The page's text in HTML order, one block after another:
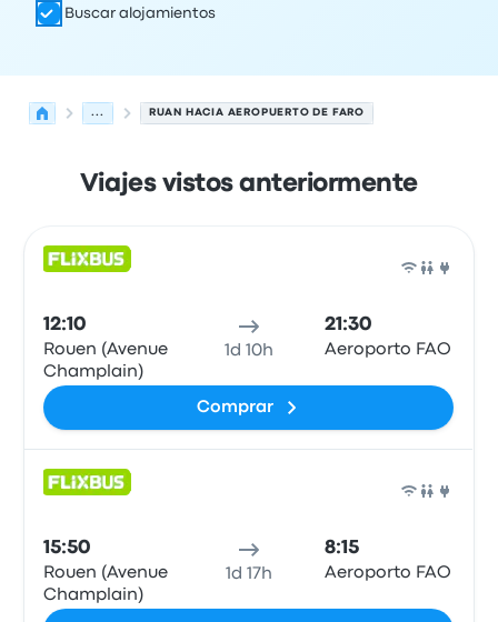
Buscar alojamientos
... RUAN HACIA AEROPUERTO DE FARO
Viajes vistos anteriormente
12:10
Rouen (Avenue
Champlain)
1d 10h
21:30
Aeroporto FAO
Comprar
15:50
Rouen (Avenue
Champlain)
1d 17h
8:15
Aeroporto FAO